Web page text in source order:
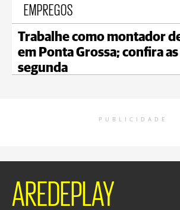
EMPREGOS
Trabalhe como montador
em Ponta Grossa; confira
segunda
PUBLICIDADE
AREDEPLAY